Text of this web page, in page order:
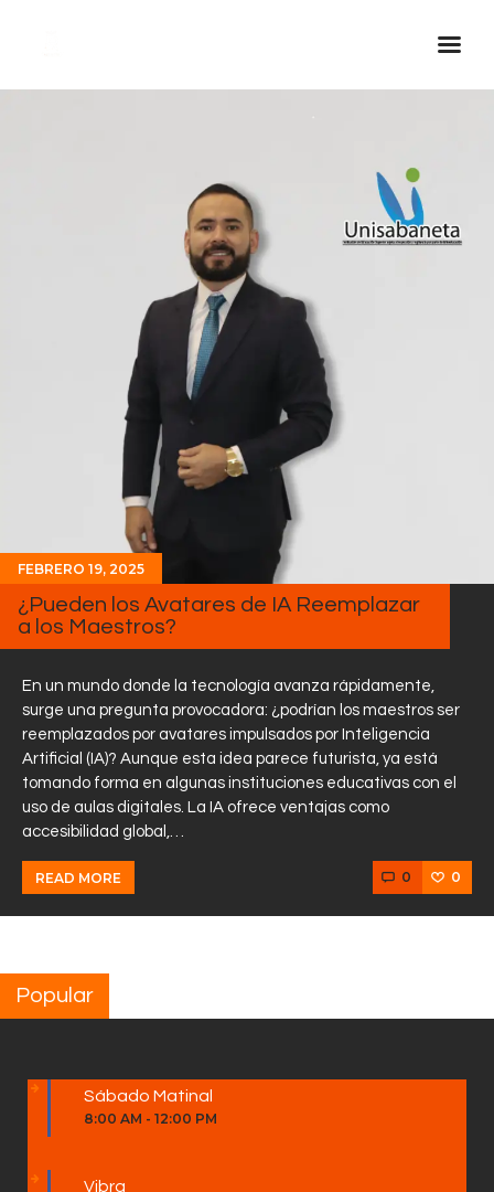
Descarga La APP
Programas
Noticias
Equipo
Sobre Nosotros
Contactos
FEBRERO 19, 2025
¿Pueden los Avatares de IA Reemplazar
a los Maestros?
En un mundo donde la tecnología avanza rápidamente,
surge una pregunta provocadora: ¿podrían los maestros ser
reemplazados por avatares impulsados por Inteligencia
Artificial (IA)? Aunque esta idea parece futurista, ya está
tomando forma en algunas instituciones educativas con el
uso de aulas digitales. La IA ofrece ventajas como
accesibilidad global,…
READ MORE 0 0
Popular
Sábado Matinal
8:00 AM - 12:00 PM
Vibra